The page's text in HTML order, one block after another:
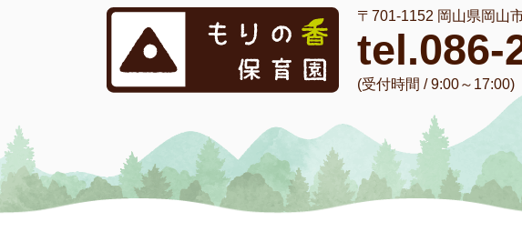
〒701-1152 岡山県岡山
tel.086-
(受付時間 / 9:00～17:00)